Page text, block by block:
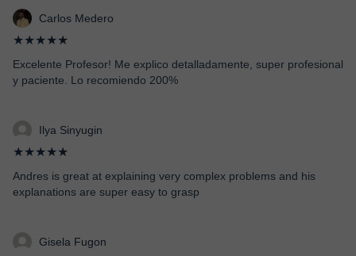
Carlos Medero
★★★★★
Excelente Profesor! Me explico detalladamente, super profesional
y paciente. Lo recomiendo 200%
Ilya Sinyugin
★★★★★
Andres is great at explaining very complex problems and his
explanations are super easy to grasp
Gisela Fugon